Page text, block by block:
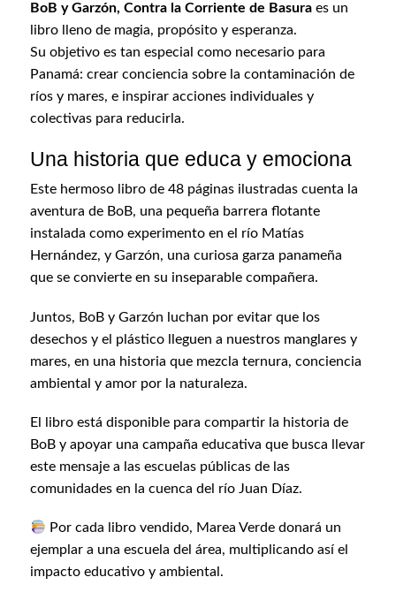
BoB y Garzón, Contra la Corriente de Basuraes un
libro lleno de magia, propósito y esperanza.
Su objetivo es tan especial como necesario para
Panamá: crear conciencia sobre la contaminación de
ríos y mares, e inspirar acciones individuales y
colectivas para reducirla.
Una historia que educa y emociona
Este hermoso libro de 48 páginas ilustradas cuenta la
aventura de BoB, una pequeña barrera flotante
instalada como experimento en el río Matías
Hernández, y Garzón, una curiosa garza panameña
que se convierte en su inseparable compañera.
Juntos, BoB y Garzón luchan por evitar que los
desechos y el plástico lleguen a nuestros manglares y
mares, en una historia que mezcla ternura, conciencia
ambiental y amor por la naturaleza.
El libro está disponible para compartir la historia de
BoB y apoyar una campaña educativa que busca llevar
este mensaje a las escuelas públicas de las
comunidades en la cuenca del río Juan Díaz.
Por cada libro vendido, Marea Verde donará un
ejemplar a una escuela del área, multiplicando así el
impacto educativo y ambiental.